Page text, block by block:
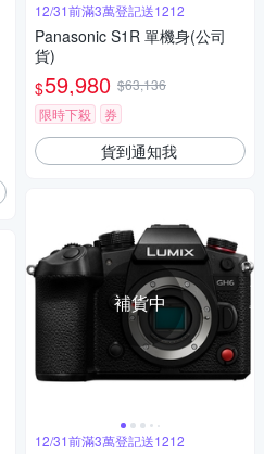
12/31前滿3萬登記送1212
Panasonic S1R 單機身(公司
貨)
$59,980 $63,136
限時下殺
券
貨到通知我
補貨中
12/31前滿3萬登記送1212